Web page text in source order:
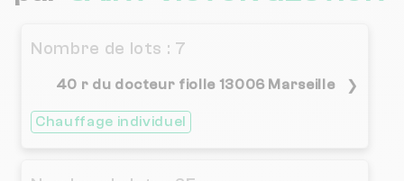
(14 avis)
CENTRE PROVENCAL DE GESTION IMMOBILIERE COLIN CEPROGIM COLIN 642 m
Nombre de lots : 7
40 r du docteur fiolle 13006 Marseille
Chauffage individuel
❯